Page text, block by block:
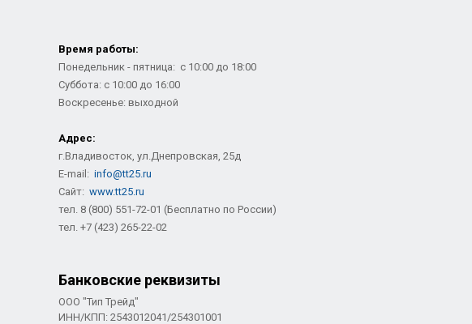
Время работы:
Понедельник - пятница: с 10:00 до 18:00
Суббота: с 10:00 до 16:00
Воскресенье: выходной
Адрес:
г.Владивосток, ул.Днепровская, 25д
E-mail: info@tt25.ru
Сайт: www.tt25.ru
тел. 8 (800) 551-72-01 (Бесплатно по России)
тел. +7 (423) 265-22-02
Банковские реквизиты
ООО "Тип Трейд"
ИНН/КПП: 2543012041/254301001